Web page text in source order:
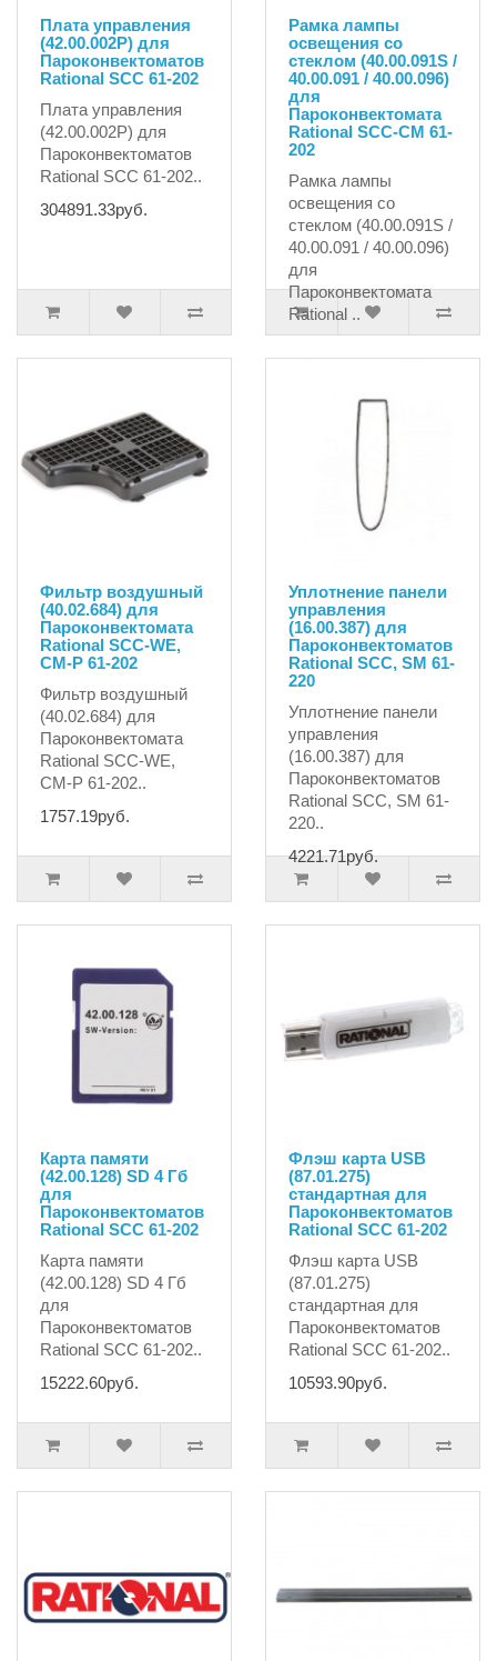
Плата управления
(42.00.002P) для
Пароконвектоматов
Rational SCC 61-202
Плата управления
(42.00.002P) для
Пароконвектоматов
Rational SCC 61-202..
304891.33руб.
Рамка лампы
освещения со
стеклом (40.00.091S /
40.00.091 / 40.00.096)
для
Пароконвектомата
Rational SCC-CM 61-
202
Рамка лампы
освещения со
стеклом (40.00.091S /
40.00.091 / 40.00.096)
для
Пароконвектомата
Rational ..
Фильтр воздушный
(40.02.684) для
Пароконвектомата
Rational SCC-WE,
CM-P 61-202
Фильтр воздушный
(40.02.684) для
Пароконвектомата
Rational SCC-WE,
CM-P 61-202..
1757.19руб.
Уплотнение панели
управления
(16.00.387) для
Пароконвектоматов
Rational SCC, SM 61-
220
Уплотнение панели
управления
(16.00.387) для
Пароконвектоматов
Rational SCC, SM 61-
220..
4221.71руб.
Карта памяти
(42.00.128) SD 4 Гб
для
Пароконвектоматов
Rational SCC 61-202
Карта памяти
(42.00.128) SD 4 Гб
для
Пароконвектоматов
Rational SCC 61-202..
15222.60руб.
Флэш карта USB
(87.01.275)
стандартная для
Пароконвектоматов
Rational SCC 61-202
Флэш карта USB
(87.01.275)
стандартная для
Пароконвектоматов
Rational SCC 61-202..
10593.90руб.